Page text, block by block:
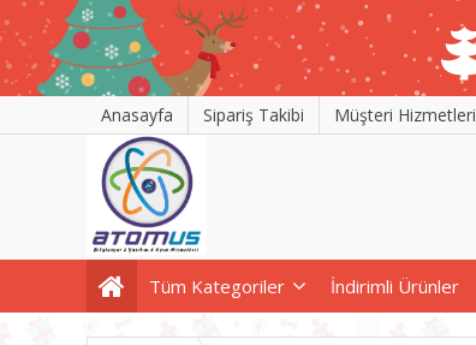
Anasayfa Sipariş Takibi Müşteri Hizmetleri
Tüm Kategoriler İndirimli Ürünler